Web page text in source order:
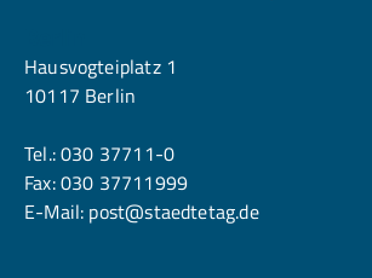
Hausvogteiplatz 1
10117 Berlin
Tel.:030 37711-0
Fax: 030 37711999
E-Mail: post@staedtetag.de